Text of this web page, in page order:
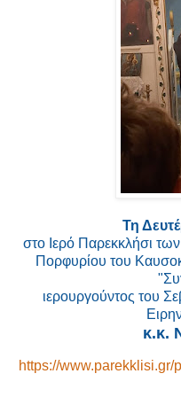
Τη
στο Iερό Παρεκκλήσι των
Πορφυρίου του
ιερουργούντος του
κ.κ.
https://